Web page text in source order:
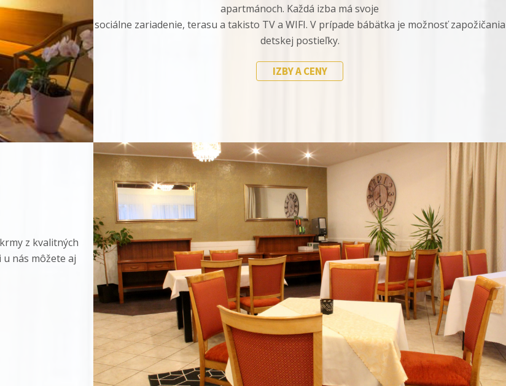
apartmánoch. Každá izba má svoje
sociálne zariadenie, terasu a takisto TV a WIFI. V prípade bábätka je možnosť zapožičania
detskej postieľky.
IZBY A CENY
z kvalitných
nás môžete aj